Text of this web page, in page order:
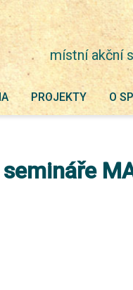
místní akční
PROJEKTY O